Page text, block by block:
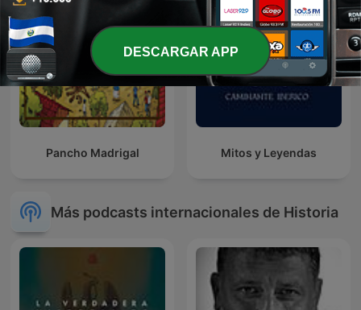
Pancho Madrigal Mitos y Leyendas
Más podcasts internacionales de Historia
DESCARGAR APP